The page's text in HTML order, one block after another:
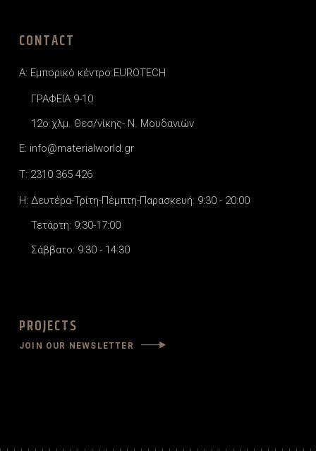
CONTACT
A: Εμπορικό κέντρο EUROTECH
ΓΡΑΦΕΙΑ 9-10
12o χλμ. Θεσ/νίκης- Ν. Μουδανιών
E: info@materialworld.gr
T: 2310 365 426
H: Δευτέρα-Τρίτη-Πέμπτη-Παρασκευή: 9:30 - 20:00
Τετάρτη: 9:30-17:00
Σάββατο: 9:30 - 14:30
PROJECTS
JOIN OUR NEWSLETTER